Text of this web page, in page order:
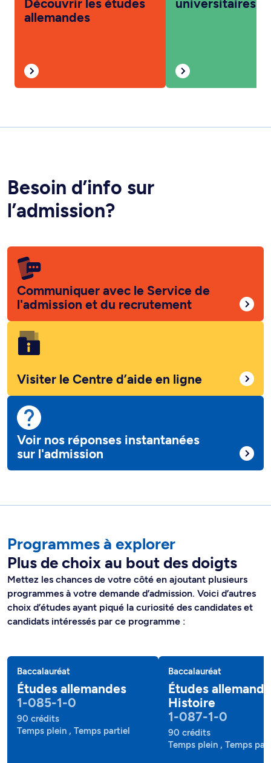
Découvrir les études
allemandes
universitaires
Besoin d’info sur
l’admission?
Communiquer avec le Service de
l'admission et du recrutement
Visiter le Centre d’aide en ligne
Voir nos réponses instantanées
sur l'admission
Programmes à explorer
Plus de choix au bout des doigts
Mettez les chances de votre côté en ajoutant plusieurs
programmes à votre demande d’admission. Voici d’autres
choix d’études ayant piqué la curiosité des candidates et
candidats intéressés par ce programme :
Baccalauréat
Études allemandes
1-085-1-0
90 crédits
Temps plein , Temps partiel
Baccalauréat
Études
Histoire
1-087-1-0
90 crédits
Temps plein , Temps